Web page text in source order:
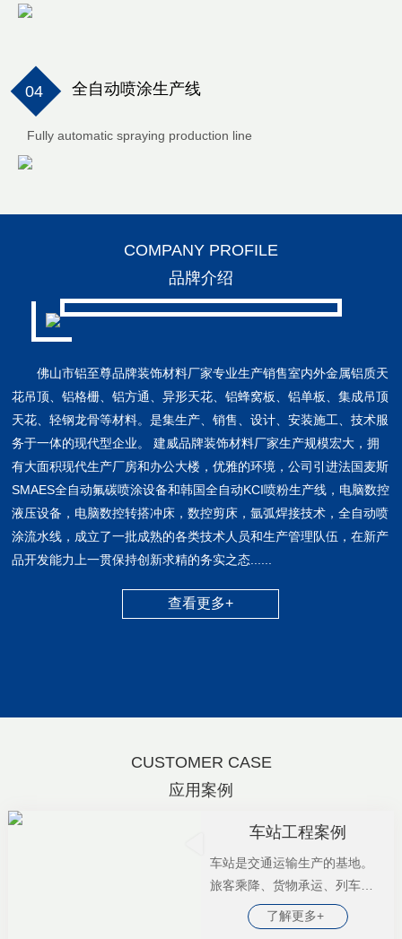
04 全自动喷涂生产线
Fully automatic spraying production line
COMPANY PROFILE
品牌介绍
佛山市铝至尊品牌装饰材料厂家专业生产销售室内外金属铝质天
花吊顶、铝格栅、铝方通、异形天花、铝蜂窝板、铝单板、集成吊顶
天花、轻钢龙骨等材料。是集生产、销售、设计、安装施工、技术服
务于一体的现代型企业。 建威品牌装饰材料厂家生产规模宏大，拥
有大面积现代生产厂房和办公大楼，优雅的环境，公司引进法国麦斯
SMAES全自动氟碳喷涂设备和韩国全自动KCI喷粉生产线，电脑数控
液压设备，电脑数控转搭冲床，数控剪床，氩弧焊接技术，全自动喷
涂流水线，成立了一批成熟的各类技术人员和生产管理队伍，在新产
品开发能力上一贯保持创新求精的务实之态......
查看更多+
CUSTOMER CASE
应用案例
车站工程案例
车站是交通运输生产的基地。
旅客乘降、货物承运、列车到
发及解编、机车和乘务组的整
备和换乘、列检和货物检查，
了解更多+